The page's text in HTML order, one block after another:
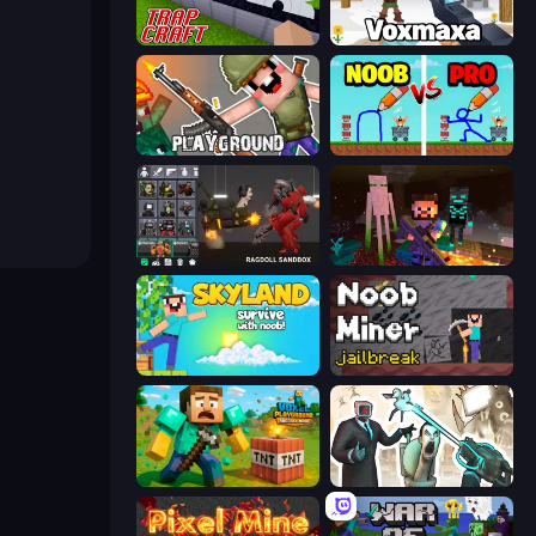
Trap Craft Voxmaxa
Playground DOP Noob: Draw to Save
Last Play: Ragdoll Sandbox ZombieCraft
Skyland Survive With Noob! Noob Miner: Escape From Prison
Voxel Playground: Ragdoll Noob Skibidi Toilets: Infection